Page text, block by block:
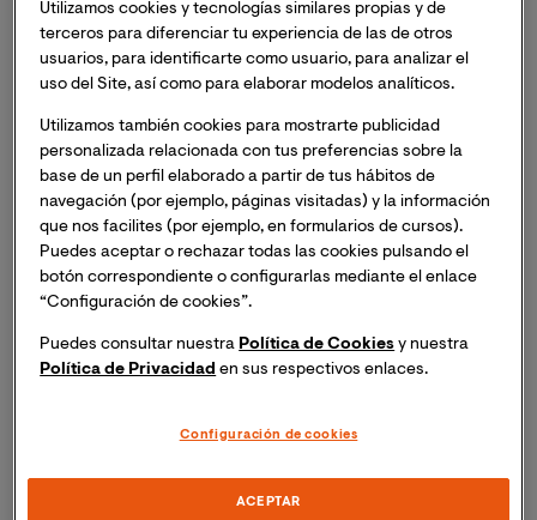
las personas fallecidas desde el comienzo de la
epidemia.
campo de la terapia retroviral, permite a las personas
infectadas por VIH vivir una vida plena y normal (en su
gran mayoría con supresión viral), aún quedan mucho
desafíos para poder dar por erradicada esta epidemia.
Especialmente vulnerables resultan los países en
desarrollo y las personas pertenecientes a colectivos
en riesgo de exclusión y vulnerables.
Para conocer de voz de una experta la realidad actual
sanitarios, nos pusimos en contacto con laDra. Leda
, doctora en Ciencias Biológicas y
Utilizamos cookies y tecnologías similares propias y de
terceros para diferenciar tu experiencia de las de otros
usuarios, para identificarte como usuario, para analizar el
uso del Site, así como para elaborar modelos analíticos.
Utilizamos también cookies para mostrarte publicidad
personalizada relacionada con tus preferencias sobre la
base de un perfil elaborado a partir de tus hábitos de
navegación (por ejemplo, páginas visitadas) y la información
que nos facilites (por ejemplo, en formularios de cursos).
Puedes aceptar o rechazar todas las cookies pulsando el
botón correspondiente o configurarlas mediante el enlace
“Configuración de cookies”.
Puedes consultar nuestra Política de Cookies y nuestra
Política de Privacidad en sus respectivos enlaces.
Configuración de cookies
ACEPTAR